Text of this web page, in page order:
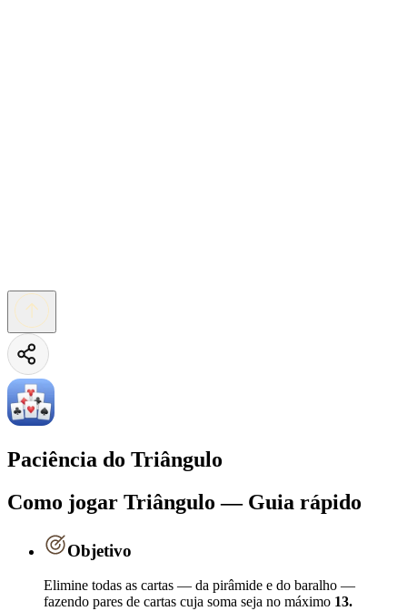
Paciência do Triângulo
Como jogar Triângulo — Guia rápido
Objetivo
Elimine todas as cartas — da pirâmide e do baralho —
fazendo pares de cartas cuja soma seja no máximo 13.